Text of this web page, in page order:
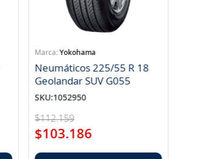
Yokohama
Neumáticos 225/55 R 18
Geolandar SUV G055
SKU:1052950
$112.159
$103.186